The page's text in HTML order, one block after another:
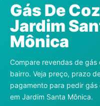
Revendedor
Notícias
Cadastre-se
Gás
Gás De
Jardim
Mônica
Compare revendas de
bairro. Veja preço, prazo
pagamento para pedir
em Jardim Santa Mônica.